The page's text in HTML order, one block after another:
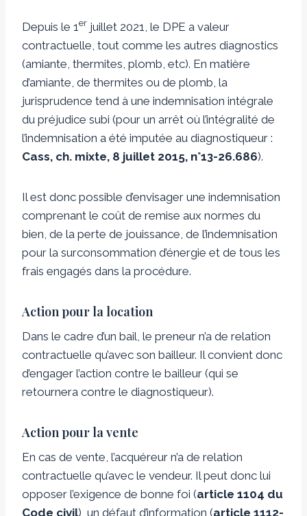
Depuis le 1 er juillet 2021, le DPE a valeur
contractuelle, tout comme les autres diagnostics
(amiante, thermites, plomb, etc). En matière
d’amiante, de thermites ou de plomb, la
jurisprudence tend à une indemnisation intégrale
du préjudice subi (pour un arrêt où l’intégralité de
l’indemnisation a été imputée au diagnostiqueur :
Cass, ch. mixte, 8 juillet 2015, n°13-26.686).
Il est donc possible d’envisager une indemnisation
comprenant le coût de remise aux normes du
bien, de la perte de jouissance, de l’indemnisation
pour la surconsommation d’énergie et de tous les
frais engagés dans la procédure.
Action pour la location
Dans le cadre d’un bail, le preneur n’a de relation
contractuelle qu’avec son bailleur. Il convient donc
d’engager l’action contre le bailleur (qui se
retournera contre le diagnostiqueur).
Action pour la vente
En cas de vente, l’acquéreur n’a de relation
contractuelle qu’avec le vendeur. Il peut donc lui
opposer l’exigence de bonne foi (article 1104 du
Code civil), un défaut d’information (article 1112-